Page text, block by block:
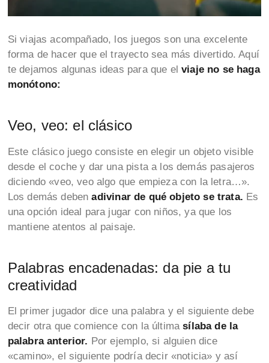
Si viajas acompañado, los juegos son una excelente
forma de hacer que el trayecto sea más divertido. Aquí
te dejamos algunas ideas para que elviaje no se haga
monótono:
Veo, veo: el clásico
Este clásico juego consiste en elegir un objeto visible
desde el coche y dar una pista a los demás pasajeros
diciendo «veo, veo algo que empieza con la letra…».
Los demás debenadivinar de qué objeto se trata. Es
una opción ideal para jugar con niños, ya que los
mantiene atentos al paisaje.
Palabras encadenadas: da pie a tu
creatividad
El primer jugador dice una palabra y el siguiente debe
decir otra que comience con la últimasílaba de la
palabra anterior. Por ejemplo, si alguien dice
«camino», el siguiente podría decir «noticia» y así